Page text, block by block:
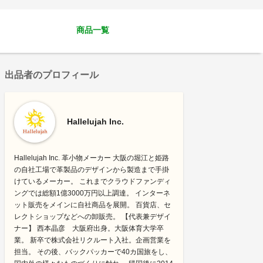
商品一覧
出品者のプロフィール
Hallelujah Inc.
Hallelujah Inc. 革小物メーカー 大阪の堀江と姫路
の自社工場で革製品のデザインから製造まで手掛
けているメーカー。 これまでクラウドファンディ
ングでは総額1億3000万円以上調達。 インターネ
ット販売をメインに自社商品を展開。 百貨店、セ
レクトショップなどへの卸販売。 【代表兼デザイ
ナー】 西本晶彦 大阪府出身。大阪体育大学卒
業。 新卒で株式会社リクルート入社。企画営業を
担当。 その後、バックパッカーで40カ国旅をし、